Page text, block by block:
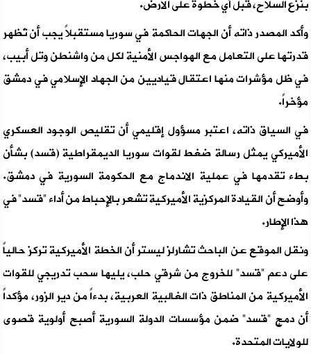
بنزع السلاح، قبل أي خطوة على الأرض.
وأكد المصدر ذاته أن الجهات الحاكمة في سوريا مستقبلاً يجب أن تُظهر
قدرتها على التعامل مع الهواجس الأمنية لكل من واشنطن وتل أبيب،
في ظل مؤشرات منها اعتقال قياديين من الجهاد الإسلامي في دمشق
مؤخراً.
في السياق ذاته، اعتبر مسؤول إقليمي أن تقليص الوجود العسكري
الأميركي يمثل رسالة ضغط لقوات سوريا الديمقراطية (قسد) بشأن
بطء تقدمها في عملية الاندماج مع الحكومة السورية في دمشق.
وأوضح أن القيادة المركزية الأميركية تشعر بالإحباط من أداء “قسد” في
هذا الإطار.
ونقل الموقع عن الباحث تشارلز ليستر أن الخطة الأميركية تركز حالياً
على دعم “قسد” للخروج من شرقي حلب، يليها سحب تدريجي للقوات
الأميركية من المناطق ذات الغالبية العربية، بدءاً من دير الزور، مؤكداً
أن دمج “قسد” ضمن مؤسسات الدولة السورية أصبح أولوية قصوى
للولايات المتحدة.